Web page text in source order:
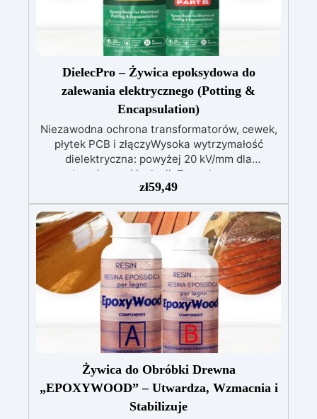
DielecPro – Żywica epoksydowa do
zalewania elektrycznego (Potting &
Encapsulation)
Niezawodna ochrona transformatorów, cewek,
płytek PCB i złączyWysoka wytrzymałość
dielektryczna: powyżej 20 kV/mm dla
bezpiecznej izolacji. Zero skurczu:
gwarantowana stabilność wymiarowa podczas
utwardzania. Odporność na wilgoć i środki
chemiczne: idealna także do trudnych
warunków. Wszechstronna: odpowiednia do
transformatorów, uzwojeń, płytek PCB i
wrażliwych elementów. Długotrwała
niezawodność: chroni systemy do +150°C
temperatury pracy Dostępna w wersji
przezroczystej (do LED i łatwej kontroli) oraz z
czarnym barwnikiem – osobno, dla ochrony
patentowej i anty-sabotażowej.
zł59,49
Żywica do Obróbki Drewna
„EPOXYWOOD” – Utwardza, Wzmacnia i
Stabilizuje